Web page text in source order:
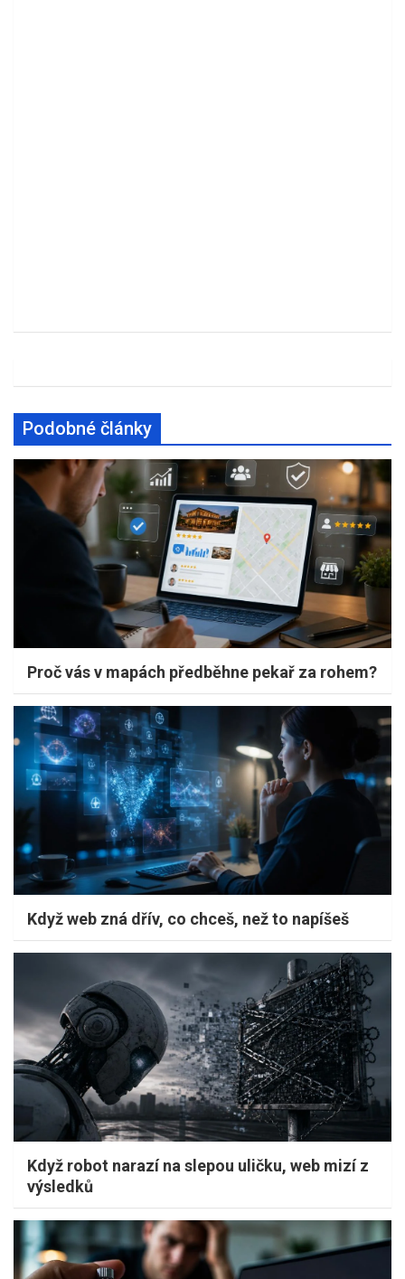
Podobné články
Proč vás v mapách předběhne pekař za rohem?
Když web zná dřív, co chceš, než to napíšeš
Když robot narazí na slepou uličku, web mizí z
výsledků